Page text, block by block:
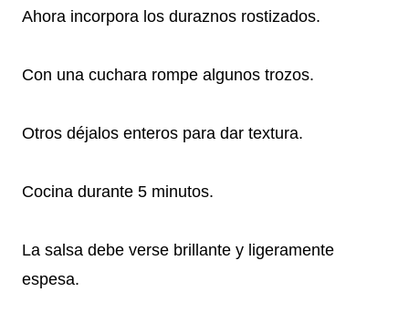
Ahora incorpora los duraznos rostizados.
Con una cuchara rompe algunos trozos.
Otros déjalos enteros para dar textura.
Cocina durante 5 minutos.
La salsa debe verse brillante y ligeramente
espesa.